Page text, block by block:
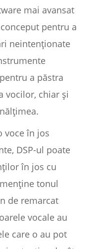
mai avansat
pentru a
neintenționate
a păstra
vocilor, chiar și
voce în jos
DSP-ul poate
în jos cu
tonul
de remarcat
vocale au
care o au pot